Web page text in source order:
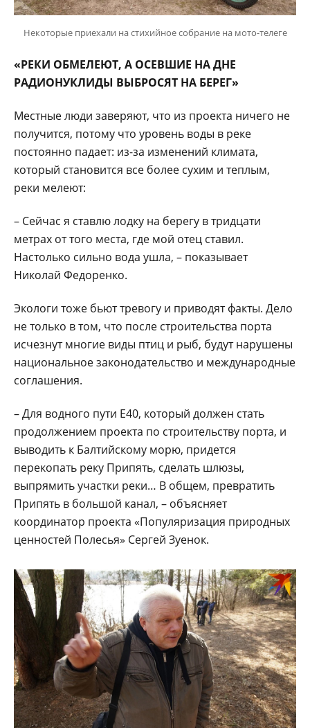
Некоторые приехали на стихийное собрание на мото-телеге
«РЕКИ ОБМЕЛЕЮТ, А ОСЕВШИЕ НА ДНЕ
РАДИОНУКЛИДЫ ВЫБРОСЯТ НА БЕРЕГ»
Местные люди заверяют, что из проекта ничего не
получится, потому что уровень воды в реке
постоянно падает: из-за изменений климата,
который становится все более сухим и теплым,
реки мелеют:
– Сейчас я ставлю лодку на берегу в тридцати
метрах от того места, где мой отец ставил.
Настолько сильно вода ушла, – показывает
Николай Федоренко.
Экологи тоже бьют тревогу и приводят факты. Дело
не только в том, что после строительства порта
исчезнут многие виды птиц и рыб, будут нарушены
национальное законодательство и международные
соглашения.
– Для водного пути Е40, который должен стать
продолжением проекта по строительству порта, и
выводить к Балтийскому морю, придется
перекопать реку Припять, сделать шлюзы,
выпрямить участки реки… В общем, превратить
Припять в большой канал, – объясняет
координатор проекта «Популяризация природных
ценностей Полесья» Сергей Зуенок.